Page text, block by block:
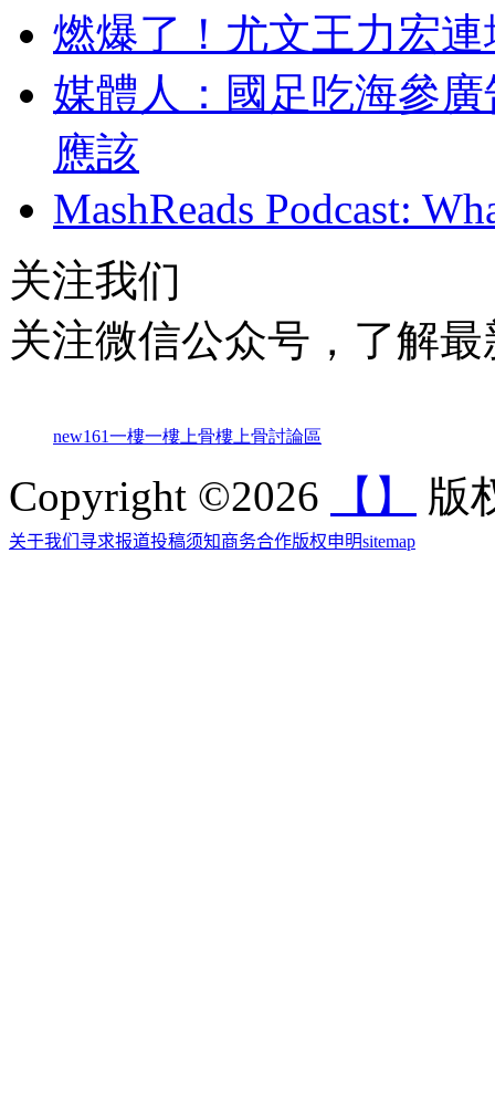
燃爆了！尤文王力
媒體人 ：國足吃海
應該
MashReads Podcast:
关注我们
关注微信公众号，了解
new161一樓一樓上骨樓上骨討論區
Copyright ©2026 【】 版
关于我们 寻求报道投稿须知商务合作版权申明sitemap